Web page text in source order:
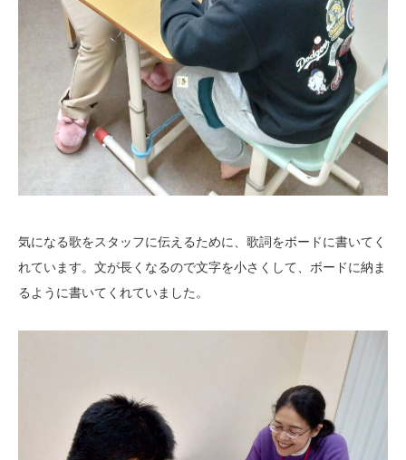
気になる歌をスタッフに伝えるために、歌詞をボードに書いてく
れています。文が長くなるので文字を小さくして、ボードに納ま
るように書いてくれていました。